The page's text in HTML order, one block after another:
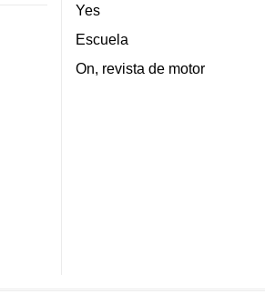
Yes
Escuela
On, revista de motor